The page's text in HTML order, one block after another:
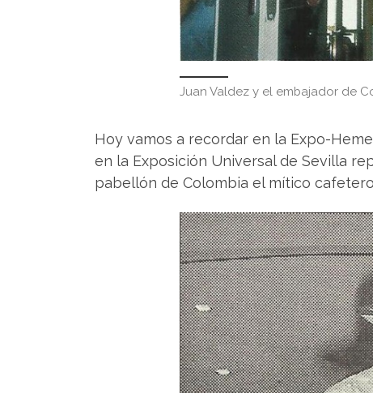
Juan Valdez y el embajador de
Hoy vamos a recordar en la Expo-
en la Exposición Universal de Sevilla
pabellón de Colombia el mítico cafetero